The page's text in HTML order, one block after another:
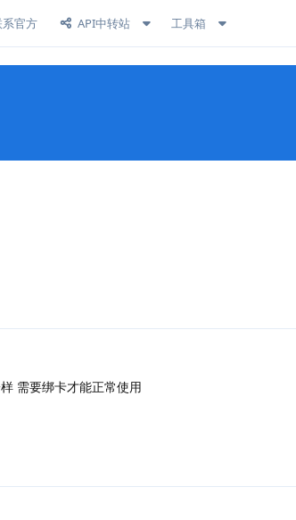
官方 API中转站 工具箱
需要绑卡才能正常使用